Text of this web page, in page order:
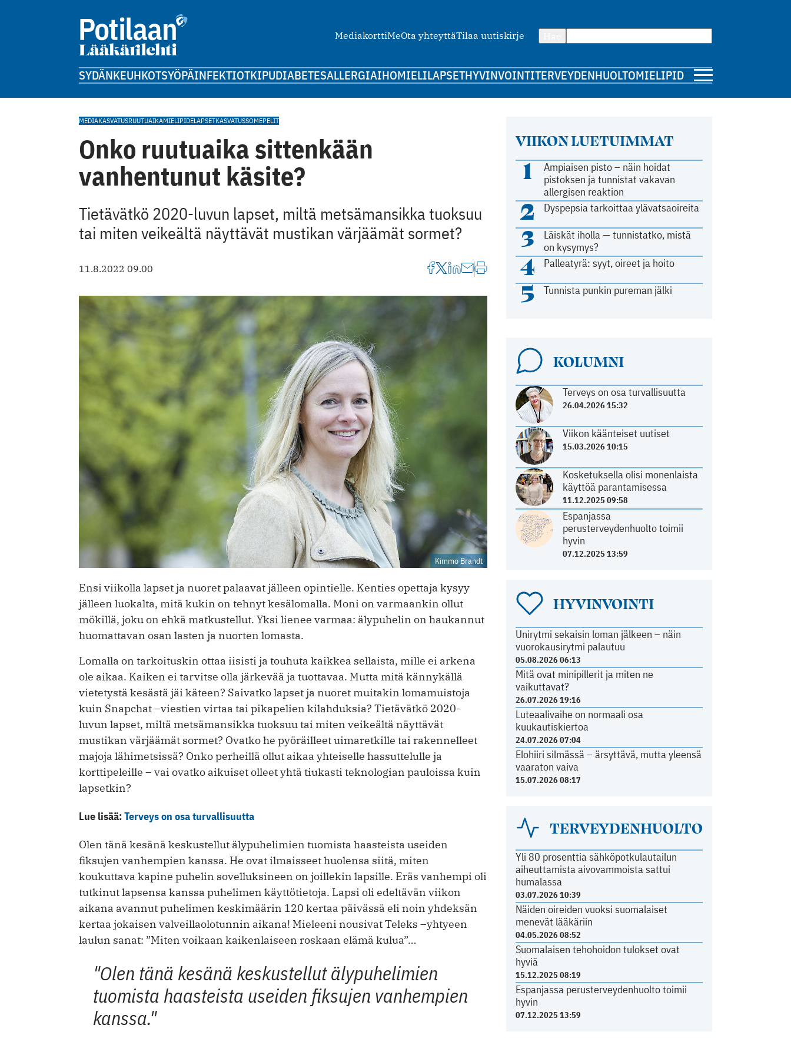
MediakorttiMeOta yhteyttäTilaa uutiskirje
SYDÄNKEUHKOTSYÖPÄINFEKTIOTKIPUDIABETESALLERGIAIHOMIELILAPSETHYVINVOINTITERVEYDENHUOLTOMIELIPIDE
VIIKON LUETUIMMAT
1
Ampiaisen pisto – näin hoidat
pistoksen ja tunnistat vakavan
allergisen reaktion
2 Dyspepsia tarkoittaa ylävatsaoireita
3
Läiskät iholla — tunnistatko, mistä
on kysymys?
4 Palleatyrä: syyt, oireet ja hoito
5 Tunnista punkin pureman jälki
KOLUMNI
Terveys on osa turvallisuutta
26.04.2026 15:32
Viikon käänteiset uutiset
15.03.2026 10:15
Kosketuksella olisi monenlaista
käyttöä parantamisessa
11.12.2025 09:58
Espanjassa
perusterveydenhuolto toimii
hyvin
07.12.2025 13:59
HYVINVOINTI
Unirytmi sekaisin loman jälkeen – näin
vuorokausirytmi palautuu
05.08.2026 06:13
Mitä ovat minipillerit ja miten ne
vaikuttavat?
26.07.2026 19:16
Luteaalivaihe on normaali osa
kuukautiskiertoa
24.07.2026 07:04
Elohiiri silmässä – ärsyttävä, mutta yleensä
vaaraton vaiva
15.07.2026 08:17
TERVEYDENHUOLTO
Yli 80 prosenttia sähköpotkulautailun
aiheuttamista aivovammoista sattui
humalassa
03.07.2026 10:39
Näiden oireiden vuoksi suomalaiset
menevät lääkäriin
04.05.2026 08:52
Suomalaisen tehohoidon tulokset ovat
hyviä
15.12.2025 08:19
Espanjassa perusterveydenhuolto toimii
hyvin
07.12.2025 13:59
MEDIAKASVATUSRUUTUAIKAMIELIPIDELAPSETKASVATUSSOMEPELIT
Onko ruutuaika sittenkään
vanhentunut käsite?
Tietävätkö 2020-luvun lapset, miltä metsämansikka tuoksuu
tai miten veikeältä näyttävät mustikan värjäämät sormet?
11.8.2022 09.00
Kimmo Brandt
Ensi viikolla lapset ja nuoret palaavat jälleen opintielle. Kenties opettaja kysyy
jälleen luokalta, mitä kukin on tehnyt kesälomalla. Moni on varmaankin ollut
mökillä, joku on ehkä matkustellut. Yksi lienee varmaa: älypuhelin on haukannut
huomattavan osan lasten ja nuorten lomasta.
Lomalla on tarkoituskin ottaa iisisti ja touhuta kaikkea sellaista, mille ei arkena
ole aikaa. Kaiken ei tarvitse olla järkevää ja tuottavaa. Mutta mitä kännykällä
vietetystä kesästä jäi käteen? Saivatko lapset ja nuoret muitakin lomamuistoja
kuin Snapchat –viestien virtaa tai pikapelien kilahduksia? Tietävätkö 2020-
luvun lapset, miltä metsämansikka tuoksuu tai miten veikeältä näyttävät
mustikan värjäämät sormet? Ovatko he pyöräilleet uimaretkille tai rakennelleet
majoja lähimetsissä? Onko perheillä ollut aikaa yhteiselle hassuttelulle ja
korttipeleille – vai ovatko aikuiset olleet yhtä tiukasti teknologian pauloissa kuin
lapsetkin?
Lue lisää:Terveys on osa turvallisuutta
Olen tänä kesänä keskustellut älypuhelimien tuomista haasteista useiden
fiksujen vanhempien kanssa. He ovat ilmaisseet huolensa siitä, miten
koukuttava kapine puhelin sovelluksineen on joillekin lapsille. Eräs vanhempi oli
tutkinut lapsensa kanssa puhelimen käyttötietoja. Lapsi oli edeltävän viikon
aikana avannut puhelimen keskimäärin 120 kertaa päivässä eli noin yhdeksän
kertaa jokaisen valveillaolotunnin aikana! Mieleeni nousivat Teleks –yhtyeen
laulun sanat: ”Miten voikaan kaikenlaiseen roskaan elämä kulua”…
"Olen tänä kesänä keskustellut älypuhelimien
tuomista haasteista useiden fiksujen vanhempien
kanssa."